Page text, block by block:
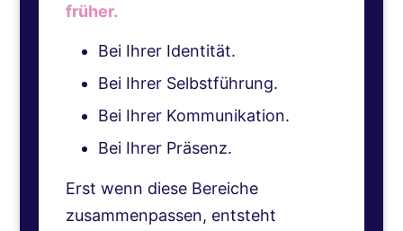
früher.
Bei Ihrer Identität.
Bei Ihrer Selbstführung.
Bei Ihrer Kommunikation.
Bei Ihrer Präsenz.
Erst wenn diese Bereiche
zusammenpassen, entsteht